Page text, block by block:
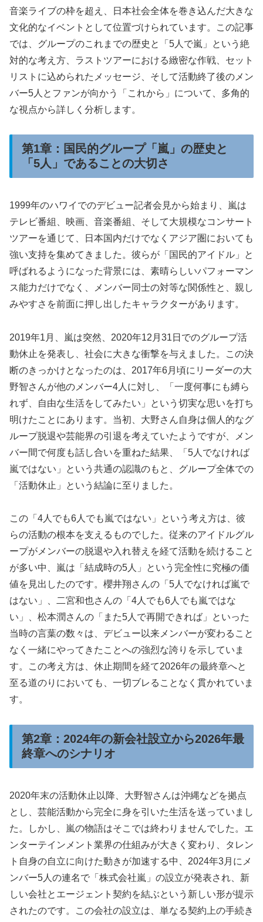
音楽ライブの枠を超え、日本社会全体を巻き込んだ大きな
文化的なイベントとして位置づけられています。この記事
では、グループのこれまでの歴史と「5人で嵐」という絶
対的な考え方、ラストツアーにおける緻密な作戦、セット
リストに込められたメッセージ、そして活動終了後のメン
バー5人とファンが向かう「これから」について、多角的
な視点から詳しく分析します。
第1章：国民的グループ「嵐」の歴史と
「5人」であることの大切さ
1999年のハワイでのデビュー記者会見から始まり、嵐は
テレビ番組、映画、音楽番組、そして大規模なコンサート
ツアーを通じて、日本国内だけでなくアジア圏においても
強い支持を集めてきました。彼らが「国民的アイドル」と
呼ばれるようになった背景には、素晴らしいパフォーマン
ス能力だけでなく、メンバー同士の対等な関係性と、親し
みやすさを前面に押し出したキャラクターがあります。
2019年1月、嵐は突然、2020年12月31日でのグループ活
動休止を発表し、社会に大きな衝撃を与えました。この決
断のきっかけとなったのは、2017年6月頃にリーダーの大
野智さんが他のメンバー4人に対し、「一度何事にも縛ら
れず、自由な生活をしてみたい」という切実な思いを打ち
明けたことにあります。当初、大野さん自身は個人的なグ
ループ脱退や芸能界の引退を考えていたようですが、メン
バー間で何度も話し合いを重ねた結果、「5人でなければ
嵐ではない」という共通の認識のもと、グループ全体での
「活動休止」という結論に至りました。
この「4人でも6人でも嵐ではない」という考え方は、彼
らの活動の根本を支えるものでした。従来のアイドルグル
ープがメンバーの脱退や入れ替えを経て活動を続けること
が多い中、嵐は「結成時の5人」という完全性に究極の価
値を見出したのです。櫻井翔さんの「5人でなければ嵐で
はない」、二宮和也さんの「4人でも6人でも嵐ではな
い」、松本潤さんの「また5人で再開できれば」といった
当時の言葉の数々は、デビュー以来メンバーが変わること
なく一緒にやってきたことへの強烈な誇りを示していま
す。この考え方は、休止期間を経て2026年の最終章へと
至る道のりにおいても、一切ブレることなく貫かれていま
す。
第2章：2024年の新会社設立から2026年最
終章へのシナリオ
2020年末の活動休止以降、大野智さんは沖縄などを拠点
とし、芸能活動から完全に身を引いた生活を送っていまし
た。しかし、嵐の物語はそこでは終わりませんでした。エ
ンターテインメント業界の仕組みが大きく変わり、タレン
ト自身の自立に向けた動きが加速する中、2024年3月にメ
ンバー5人の連名で「株式会社嵐」の設立が発表され、新
しい会社とエージェント契約を結ぶという新しい形が提示
されたのです。この会社の設立は、単なる契約上の手続き